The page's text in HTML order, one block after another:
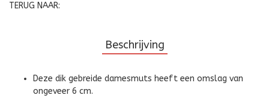
TERUG NAAR:
Beschrijving
Deze dik gebreide damesmuts heeft een omslag van
ongeveer 6 cm.